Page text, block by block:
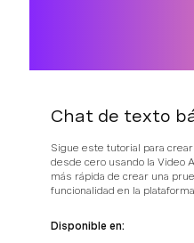
Chat de texto
Sigue este tutorial para
desde cero usando la Video
más rápida de crear una
funcionalidad en la
Disponible en: